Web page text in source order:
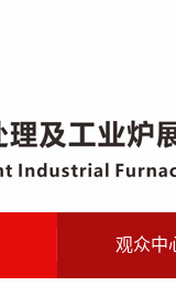
观众中